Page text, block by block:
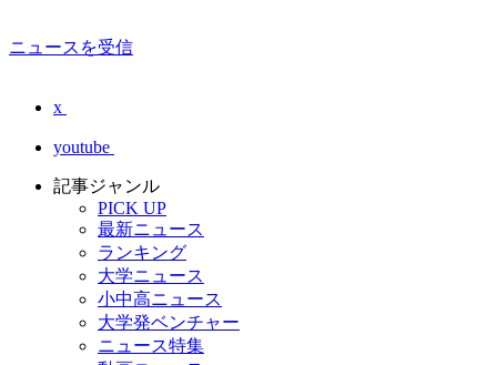
ニュースを受信
x
youtube
記事ジャンル
PICK UP
最新ニュース
ランキング
大学ニュース
小中高ニュース
大学発ベンチャー
ニュース特集